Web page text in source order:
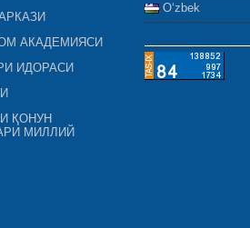
АКАДЕМИЯСИ
ИДОРАСИ
ҚОНУН
МИЛЛИЙ
Oʻzbek